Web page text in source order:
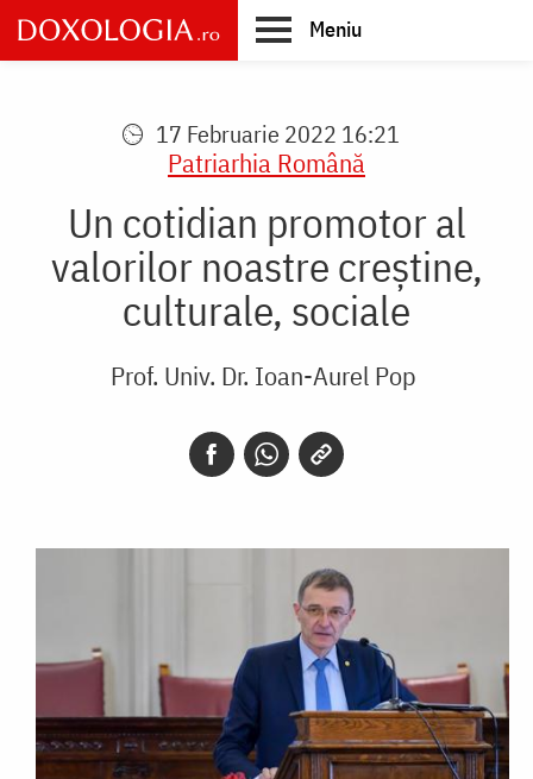
Skip
to
main
Meniu
17 Februarie 2022 16:21
Patriarhia Română
Un cotidian promotor al
valorilor noastre creștine,
culturale, sociale
Prof. Univ. Dr. Ioan-Aurel Pop